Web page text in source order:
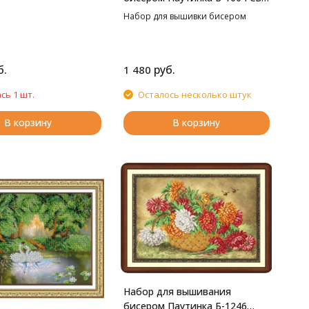
1 шт.
В корзину
Преподобный Сергий
Набор для вышивки бисером
1 480 руб.
Осталось несколько штук
В корзину
Набор для вышивания
бисером Паутинка Б-1246